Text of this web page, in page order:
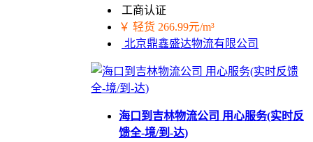
工商认证
￥ 轻货 266.99元/m³
北京鼎鑫盛达物流有限公司
海口到吉林物流公司 用心服务(实时反
馈全-境/到-达)